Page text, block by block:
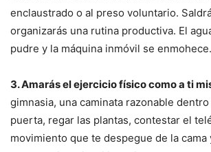
enclaustrado o al preso voluntario.
organizarás una rutina productiva. El
pudre y la máquina inmóvil se enmohece.
3. Amarás el ejercicio físico como a ti
gimnasia, una caminata razonable
puerta, regar las plantas, contestar el
movimiento que te despegue de la cama